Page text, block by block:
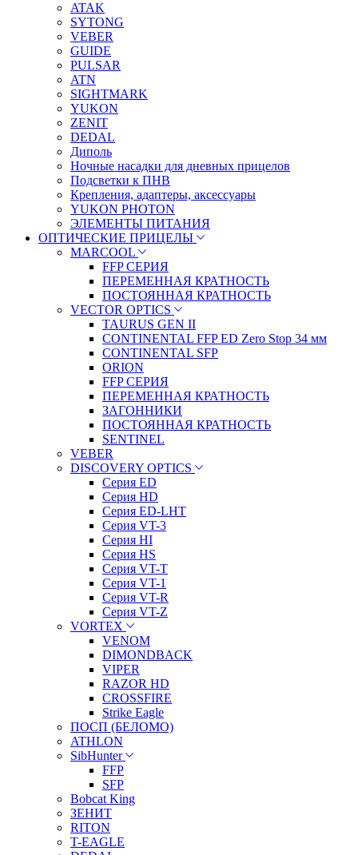
ATAK
SYTONG
VEBER
GUIDE
PULSAR
ATN
SIGHTMARK
YUKON
ZENIT
DEDAL
Диполь
Ночные насадки для дневных прицелов
Подсветки к ПНВ
Крепления, адаптеры, аксессуары
YUKON PHOTON
ЭЛЕМЕНТЫ ПИТАНИЯ
ОПТИЧЕСКИЕ ПРИЦЕЛЫ
MARCOOL
FFP СЕРИЯ
ПЕРЕМЕННАЯ КРАТНОСТЬ
ПОСТОЯННАЯ КРАТНОСТЬ
VECTOR OPTICS
TAURUS GEN II
CONTINENTAL FFP ED Zero Stop 34 мм
CONTINENTAL SFP
ORION
FFP СЕРИЯ
ПЕРЕМЕННАЯ КРАТНОСТЬ
ЗАГОННИКИ
ПОСТОЯННАЯ КРАТНОСТЬ
SENTINEL
VEBER
DISCOVERY OPTICS
Серия ED
Серия HD
Серия ED-LHT
Серия VT-3
Серия HI
Серия HS
Серия VT-T
Серия VT-1
Серия VT-R
Серия VT-Z
VORTEX
VENOM
DIMONDBACK
VIPER
RAZOR HD
CROSSFIRE
Strike Eagle
ПОСП (БЕЛОМО)
ATHLON
SibHunter
FFP
SFP
Bobcat King
ЗЕНИТ
RITON
T-EAGLE